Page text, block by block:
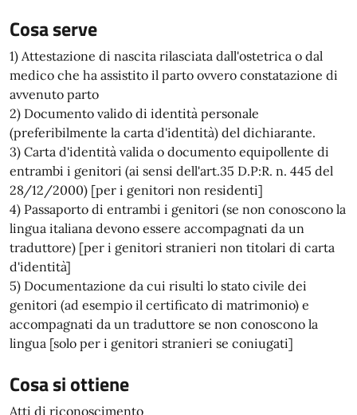
Cosa serve
1) Attestazione di nascita rilasciata dall'ostetrica o dal
medico che ha assistito il parto ovvero constatazione di
avvenuto parto
2) Documento valido di identità personale
(preferibilmente la carta d'identità) del dichiarante.
3) Carta d'identità valida o documento equipollente di
entrambi i genitori (ai sensi dell'art.35 D.P:R. n. 445 del
28/12/2000) [per i genitori non residenti]
4) Passaporto di entrambi i genitori (se non conoscono la
lingua italiana devono essere accompagnati da un
traduttore) [per i genitori stranieri non titolari di carta
d'identità]
5) Documentazione da cui risulti lo stato civile dei
genitori (ad esempio il certificato di matrimonio) e
accompagnati da un traduttore se non conoscono la
lingua [solo per i genitori stranieri se coniugati]
Cosa si ottiene
Atti di riconoscimento